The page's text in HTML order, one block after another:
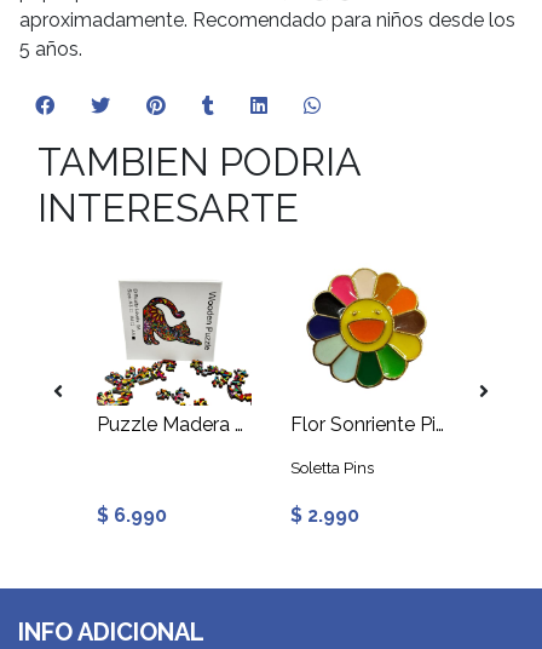
aproximadamente. Recomendado para niños desde los
5 años.
TAMBIEN PODRIA
INTERESARTE
Puzzle Madera Gato 62 piezas
$ 6.990
Flor Sonriente Pin Prendedor
Soletta Pins
$ 2.990
INFO ADICIONAL